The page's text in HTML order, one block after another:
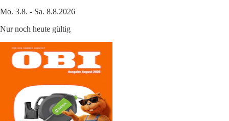
Mo. 3.8. - Sa. 8.8.2026
Nur noch heute gültig